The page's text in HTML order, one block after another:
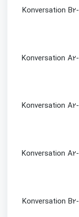
کلاس مکالمه آزاد آلمانی Konversation B2-
کلاس مکالمه آزاد آلمانی Konversation A2-
کلاس مکالمه آزاد آلمانی Konversation A2-
کلاس مکالمه آزاد آلمانی Konversation A2-
کلاس مکالمه آزاد آلمانی Konversation B2-